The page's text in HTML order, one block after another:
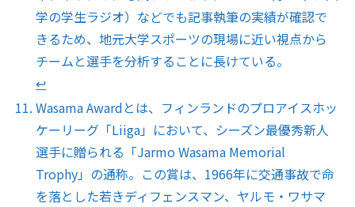
学の学生ラジオ）などでも記事執筆の実績が確認で
きるため、地元大学スポーツの現場に近い視点から
チームと選手を分析することに長けている。
↩︎
Wasama Awardとは、フィンランドのプロアイスホッ
ケーリーグ「Liiga」において、シーズン最優秀新人
選手に贈られる「Jarmo Wasama Memorial
Trophy」の通称。この賞は、1966年に交通事故で命
を落とした若きディフェンスマン、ヤルモ・ワサマ